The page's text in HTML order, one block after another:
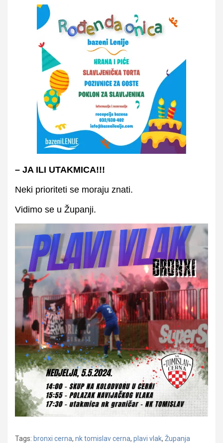
– JA ILI UTAKMICA!!!
Neki prioriteti se moraju znati.
Vidimo se u Županji.
Tags: bronxi cerna, nk tomislav cerna, plavi vlak, Županja